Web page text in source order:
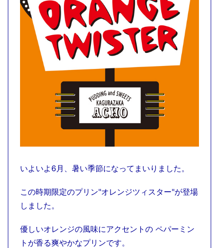
いよいよ6月、暑い季節になってまいりました。
この時期限定のプリン"オレンジツィスター"が登場
しました。
優しいオレンジの風味にアクセントの ペパーミン
トが香る爽やかなプリンです。